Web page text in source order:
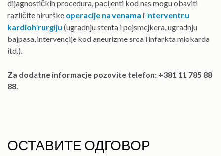
dijagnostičkih procedura, pacijenti kod nas mogu obaviti
različite hirurške operacije na venama i interventnu
kardiohirurgiju (ugradnju stenta i pejsmejkera, ugradnju
bajpasa, intervencije kod aneurizme srca i infarkta miokarda
itd.).
Za dodatne informacje pozovite telefon: +381 11 785 88
88.
ОСТАВИТЕ ОДГОВОР